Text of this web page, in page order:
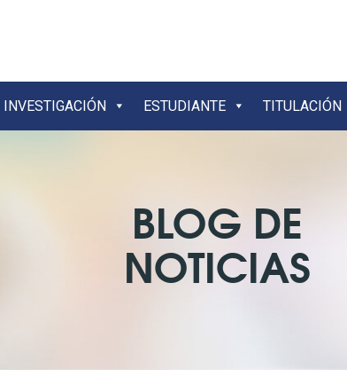
INVESTIGACIÓN ESTUDIANTE TITULACIÓN
BLOG DE
NOTICIAS